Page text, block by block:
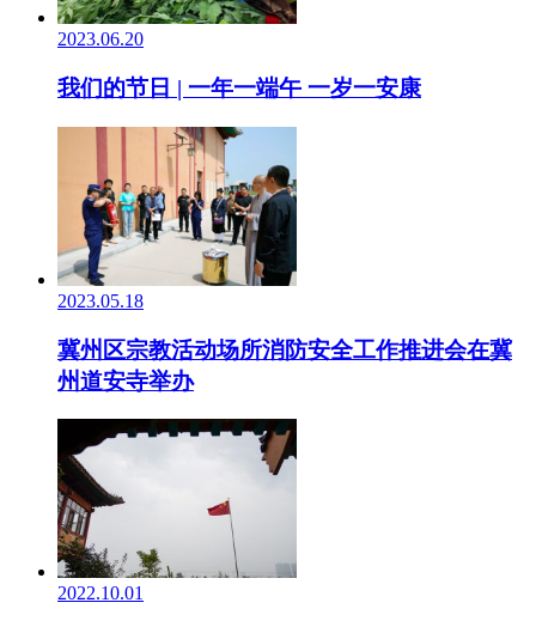
2023.06.20
我们的节日 | 一年一端午 一岁一安康
2023.05.18
冀州区宗教活动场所消防安全工作推进会在冀
州道安寺举办
2022.10.01